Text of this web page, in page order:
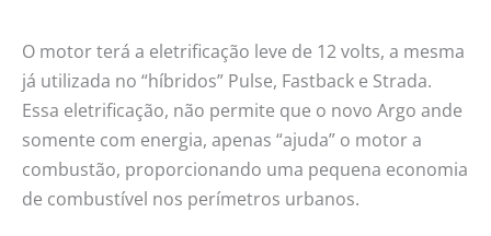
O motor terá a eletrificação leve de 12 volts, a mesma
já utilizada no “híbridos” Pulse, Fastback e Strada.
Essa eletrificação, não permite que o novo Argo ande
somente com energia, apenas “ajuda” o motor a
combustão, proporcionando uma pequena economia
de combustível nos perímetros urbanos.